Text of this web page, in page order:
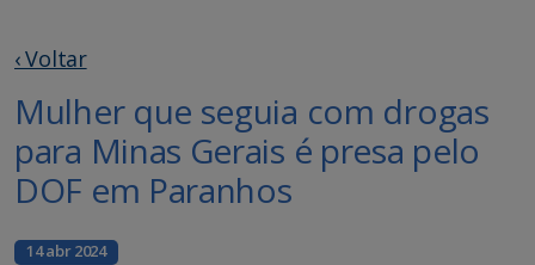
‹ Voltar
Mulher que seguia com drogas
para Minas Gerais é presa pelo
DOF em Paranhos
14 abr 2024